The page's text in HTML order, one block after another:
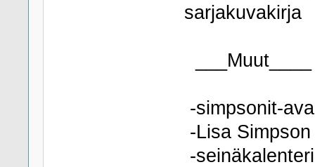
sarjakuvakirja
___Muut____
-simpsonit-
-Lisa
-